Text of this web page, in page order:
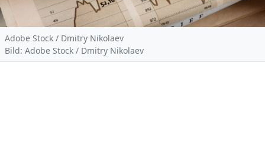
Adobe Stock / Dmitry Nikolaev
Bild: Adobe Stock / Dmitry Nikolaev